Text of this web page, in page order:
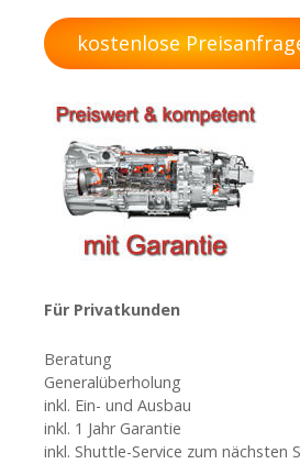
kostenlose
Für Privatkunden
Beratung
Generalüberholung
inkl. Ein- und Ausbau
inkl. 1 Jahr Garantie
inkl. Shuttle-Service zum nächsten